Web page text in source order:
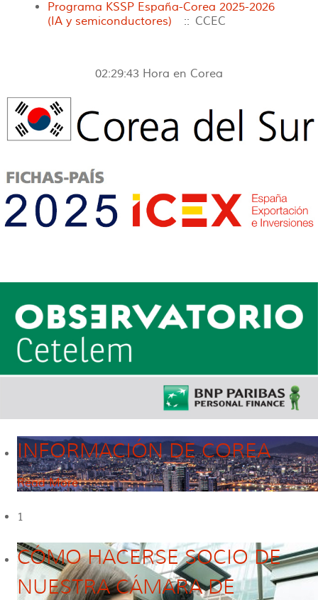
Programa KSSP España-Corea 2025-2026
(IA y semiconductores)
:: CCEC
02:29:43 Hora en Corea
INFORMACIÓN DE COREA
Read More
1
CÓMO HACERSE SOCIO DE
NUESTRA CÁMARA DE